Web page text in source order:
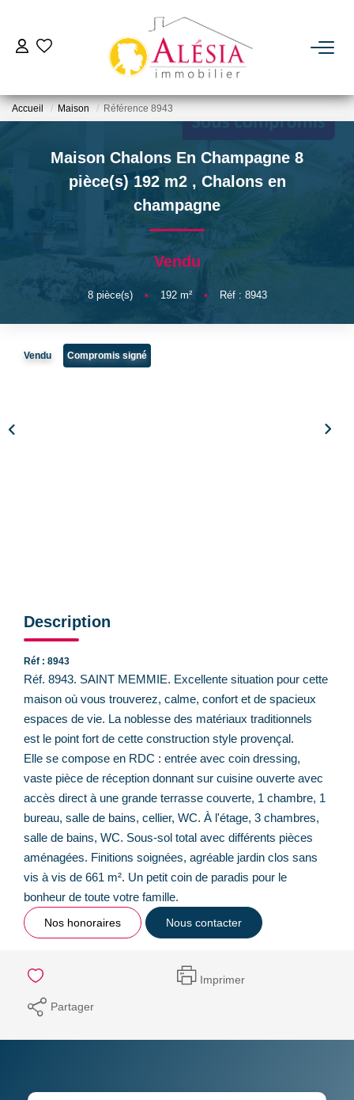
ACHETER
LOUER
BIENS VENDUS / LOUÉS
NOTRE AGENCE
CONTACT
Accueil Maison Référence 8943
Maison Chalons En Champagne 8
pièce(s) 192 m2 , Chalons en
champagne
Vendu
8pièce(s) • 192m² • Réf : 8943
Vendu Compromis signé
Description
Réf : 8943
Réf. 8943. SAINT MEMMIE. Excellente situation pour cette
maison où vous trouverez, calme, confort et de spacieux
espaces de vie. La noblesse des matériaux traditionnels
est le point fort de cette construction style provençal.
Elle se compose en RDC : entrée avec coin dressing,
vaste pièce de réception donnant sur cuisine ouverte avec
accès direct à une grande terrasse couverte, 1 chambre, 1
bureau, salle de bains, cellier, WC. À l'étage, 3 chambres,
salle de bains, WC. Sous-sol total avec différents pièces
aménagées. Finitions soignées, agréable jardin clos sans
vis à vis de 661 m². Un petit coin de paradis pour le
bonheur de toute votre famille.
Nos honoraires Nous contacter
Imprimer
Partager